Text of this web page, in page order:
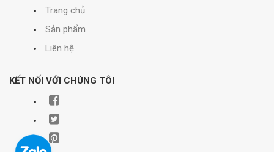
Trang chủ
Sản phẩm
Liên hệ
KẾT NỐI VỚI CHÚNG TÔI